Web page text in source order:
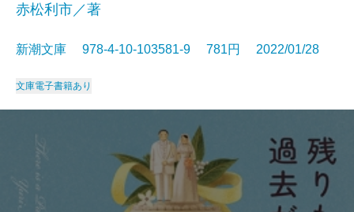
赤松利市／著
新潮文庫 978-4-10-103581-9 781円 2022/01/28
文庫電子書籍あり